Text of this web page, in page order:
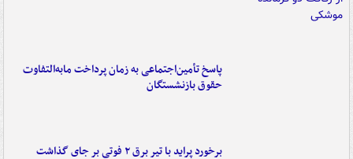
پاسخ تأمین‌اجتماعی به زمان پرداخت مابه‌التفاوت
حقوق بازنشستگان
برخورد پراید با تیر برق ۲ فوتی بر جای گذاشت